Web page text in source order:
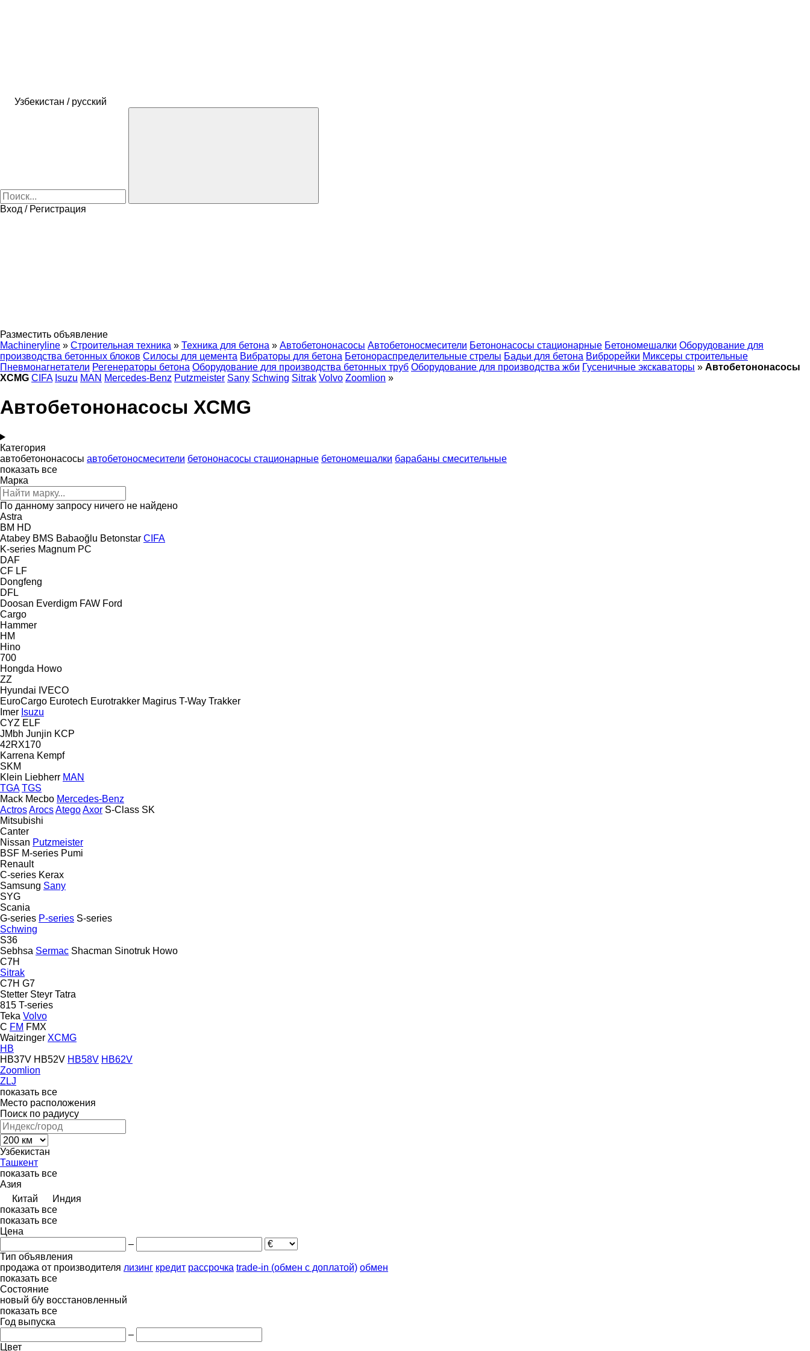
Узбекистан / русский
Вход / Регистрация
Разместить объявление
Machineryline » Строительная техника » Техника для бетона » Автобетононасосы Автобетоносмесители Бетононасосы стационарные Бетономешалки Оборудование для
производства бетонных блоков Силосы для цемента Вибраторы для бетона Бетонораспределительные стрелы Бадьи для бетона Виброрейки Миксеры строительные
Пневмонагнетатели Регенераторы бетона Оборудование для производства бетонных труб Оборудование для производства жби Гусеничные экскаваторы » Автобетононасосы
XCMG CIFA Isuzu MAN Mercedes-Benz Putzmeister Sany Schwing Sitrak Volvo Zoomlion »
Автобетононасосы XCMG
Категория
автобетононасосы автобетоносмесители бетононасосы стационарные бетономешалки барабаны смесительные
показать все
Марка
По данному запросу ничего не найдено
Astra
BM HD
Atabey BMS Babaoğlu Betonstar CIFA
K-series Magnum PC
DAF
CF LF
Dongfeng
DFL
Doosan Everdigm FAW Ford
Cargo
Hammer
HM
Hino
700
Hongda Howo
ZZ
Hyundai IVECO
EuroCargo Eurotech Eurotrakker Magirus T-Way Trakker
Imer Isuzu
CYZ ELF
JMbh Junjin KCP
42RX170
Karrena Kempf
SKM
Klein Liebherr MAN
TGA TGS
Mack Mecbo Mercedes-Benz
ActrosArocsAtegoAxor S-Class SK
Mitsubishi
Canter
Nissan Putzmeister
BSF M-series Pumi
Renault
C-series Kerax
Samsung Sany
SYG
Scania
G-series P-series S-series
Schwing
S36
Sebhsa Sermac Shacman Sinotruk Howo
C7H
Sitrak
C7H G7
Stetter Steyr Tatra
815 T-series
Teka Volvo
C FM FMX
Waitzinger XCMG
HB
HB37V HB52V HB58V HB62V
Zoomlion
ZLJ
показать все
Место расположения
Поиск по радиусу
Узбекистан
Ташкент
показать все
Азия
Китай
Индия
показать все
показать все
Цена
–
Тип объявления
продажа от производителя лизинг кредит рассрочка trade-in (обмен с доплатой) обмен
показать все
Состояние
новый б/у восстановленный
показать все
Год выпуска
–
Цвет